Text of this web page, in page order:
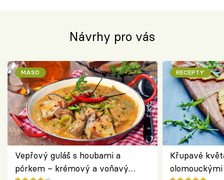
Návrhy pro vás
MASO
Vepřový guláš s houbami a
pórkem – krémový a voňavý
RECEPTY
Křupavé